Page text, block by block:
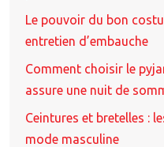
Le pouvoir du bon
entretien d’embauche
Comment choisir le
assure une nuit de
Ceintures et bretelles :
mode masculine